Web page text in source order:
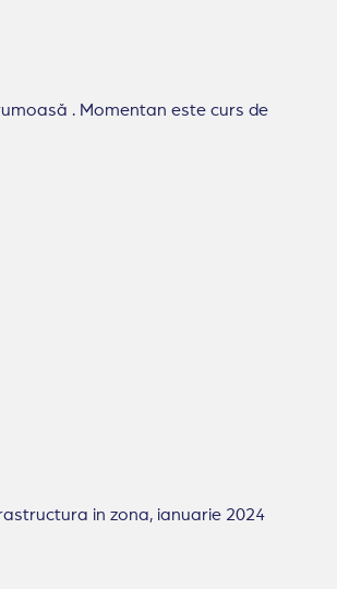
. Momentan este curs de
in zona, ianuarie 2024